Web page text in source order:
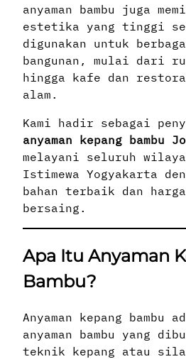
anyaman bambu juga
estetika yang tinggi
digunakan untuk
bangunan, mulai dari
hingga kafe dan
alam.
Kami hadir sebagai
anyaman kepang bambu
melayani seluruh
Istimewa Yogyakarta
bahan terbaik dan
bersaing.
Apa Itu Anyaman
Bambu?
Anyaman kepang bambu
anyaman bambu yang
teknik kepang atau